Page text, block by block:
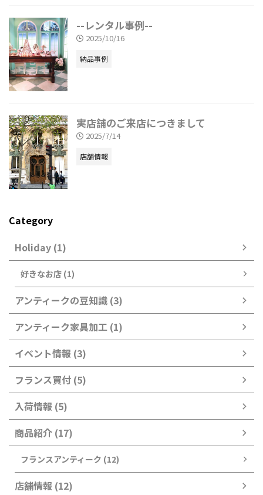
--レンタル事例--
2025/10/16
納品事例
実店舗のご来店につきまして
2025/7/14
店舗情報
Category
Holiday (1)
好きなお店 (1)
アンティークの豆知識 (3)
アンティーク家具加工 (1)
イベント情報 (3)
フランス買付 (5)
入荷情報 (5)
商品紹介 (17)
フランスアンティーク (12)
店舗情報 (12)